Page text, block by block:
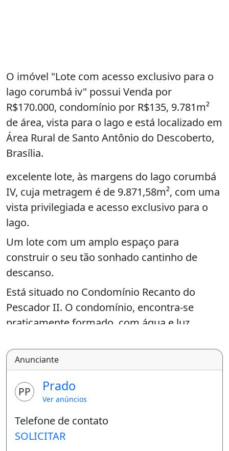
O imóvel "Lote com acesso exclusivo para o
lago corumbá iv" possui Venda por
R$170.000, condomínio por R$135, 9.781m²
de área, vista para o lago e está localizado em
Área Rural de Santo Antônio do Descoberto,
Brasília.
excelente lote, às margens do lago corumbá
IV, cuja metragem é de 9.871,58m², com uma
vista privilegiada e acesso exclusivo para o
lago.
Um lote com um amplo espaço para
construir o seu tão sonhado cantinho de
descanso.
Está situado no Condomínio Recanto do
Pescador II. O condomínio, encontra-se
praticamente formado, com água e luz
píer todo em bloquetes.
Lote devidamente quitado junto à
Incorporadora.
propostas para negociar.
Demais informações entre em contato, (61).
Anunciante
PP Prado
Ver anúncios
Telefone de contato
SOLICITAR